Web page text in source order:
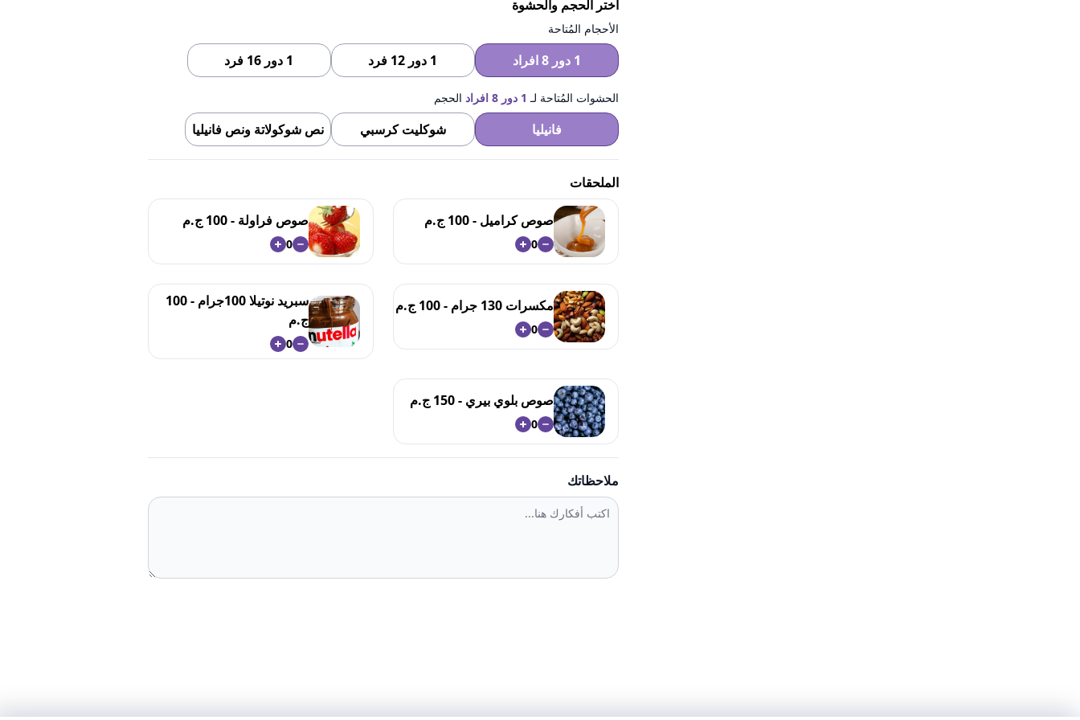
اختر الحجم والحشوة
الأحجام المُتاحة
1 دور 8 افراد 1 دور 12 فرد 1 دور 16 فرد
الحشوات المُتاحة لـ 1 دور 8 افراد الحجم
فانيليا شوكليت كرسبي نص شوكولاتة ونص فانيليا
الملحقات
صوص كراميل - 100 ج.م
0
صوص فراولة - 100 ج.م
0
مكسرات 130 جرام - 100 ج.م
0
سبريد نوتيلا 100جرام - 100
ج.م
0
صوص بلوي بيري - 150 ج.م
0
ملاحظاتك